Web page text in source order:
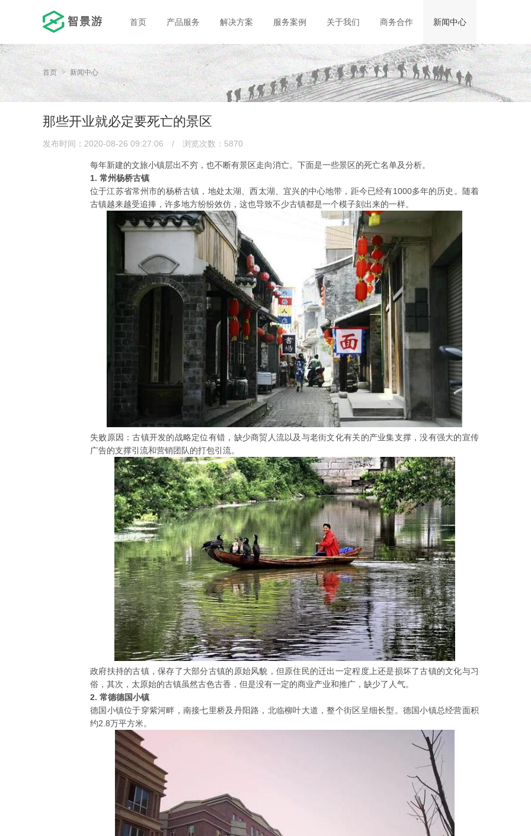
首页 产品服务 解决方案 服务案例 关于我们 商务合作 新闻中心
首页 新闻中心
那些开业就必定要死亡的景区
发布时间：2020-08-26 09:27:06 / 浏览次数：5870
每年新建的文旅小镇层出不穷，也不断有景区走向消亡。下面是一些景区的死亡名单及分析。
1. 常州杨桥古镇
位于江苏省常州市的杨桥古镇，地处太湖、西太湖、宜兴的中心地带，距今已经有1000多年的历史。随着
古镇越来越受追捧，许多地方纷纷效仿，这也导致不少古镇都是一个模子刻出来的一样。
失败原因：古镇开发的战略定位有错，缺少商贸人流以及与老街文化有关的产业集支撑，没有强大的宣传
广告的支撑引流和营销团队的打包引流。
政府扶持的古镇，保存了大部分古镇的原始风貌，但原住民的迁出一定程度上还是损坏了古镇的文化与习
俗，其次，太原始的古镇虽然古色古香，但是没有一定的商业产业和推广，缺少了人气。
2. 常德德国小镇
德国小镇位于穿紫河畔，南接七里桥及丹阳路，北临柳叶大道，整个街区呈细长型。德国小镇总经营面积
约2.8万平方米。